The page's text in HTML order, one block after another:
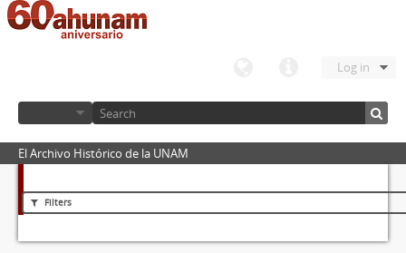
Log in
El Archivo Histórico de la UNAM
Filters